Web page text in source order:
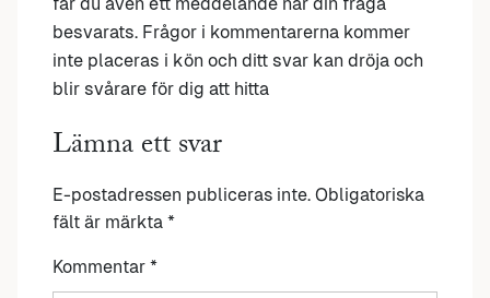
besvarats. Frågor i kommentarerna kommer
inte placeras i kön och ditt svar kan dröja och
blir svårare för dig att hitta
Lämna ett svar
E-postadressen publiceras inte. Obligatoriska
fält är märkta *
Kommentar *